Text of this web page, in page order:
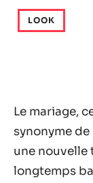
LOOK
Le mariage,
synonyme
une nouvelle
longtemps